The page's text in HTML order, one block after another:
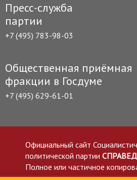
Пресс-служба
партии
+7 (495) 783-98-03
Общественная приёмная
фракции в Госдуме
+7 (495) 629-61-01
Официальный сайт
политической партии
Полное или частичное
приветствуется со ссылкой на